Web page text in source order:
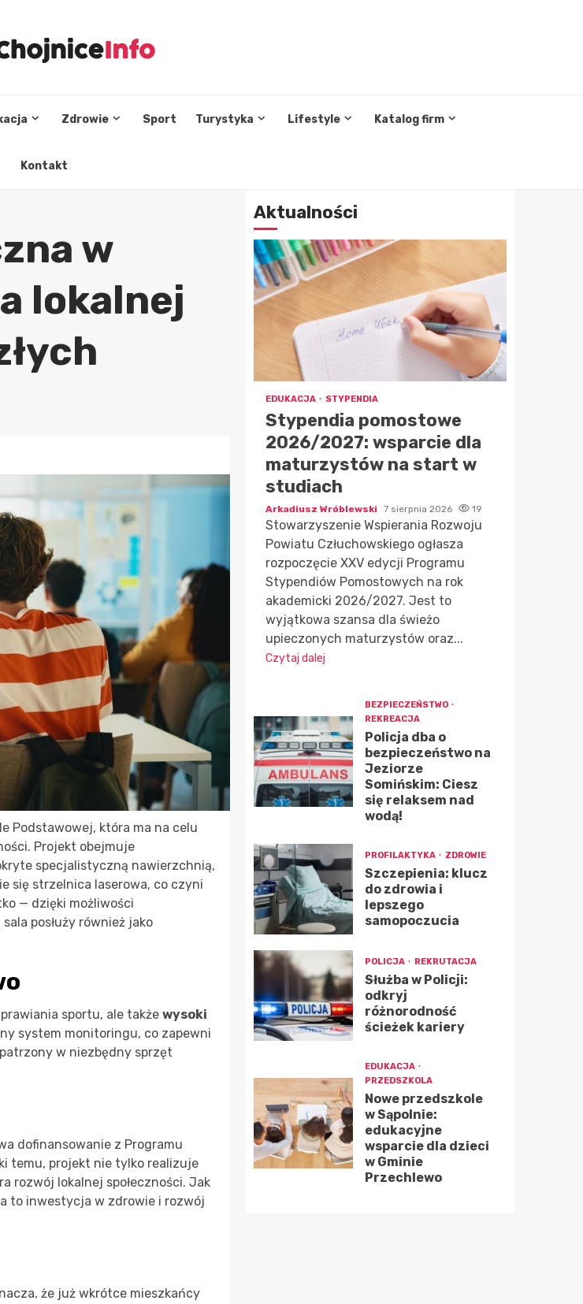
Zdrowie Sport Turystyka Lifestyle Katalog firm
Kontakt
w
lokalnej
Podstawowej, która ma na celu
Projekt obejmuje
specjalistyczną nawierzchnią,
się strzelnica laserowa, co czyni
— dzięki możliwości
posłuży również jako
sportu, ale także wysoki
system monitoringu, co zapewni
w niezbędny sprzęt
dofinansowanie z Programu
temu, projekt nie tylko realizuje
rozwój lokalnej społeczności. Jak
to inwestycja w zdrowie i rozwój
że już wkrótce mieszkańcy
Aktualności
EDUKACJA STYPENDIA
Stypendia pomostowe
2026/2027: wsparcie dla
maturzystów na start w
studiach
Arkadiusz Wróblewski 7 sierpnia 2026 19
Stowarzyszenie Wspierania Rozwoju
Powiatu Człuchowskiego ogłasza
rozpoczęcie XXV edycji Programu
Stypendiów Pomostowych na rok
akademicki 2026/2027. Jest to
wyjątkowa szansa dla świeżo
upieczonych maturzystów oraz...
Czytaj dalej
BEZPIECZEŃSTWO
REKREACJA
Policja dba o
bezpieczeństwo na
Jeziorze
Somińskim: Ciesz
się relaksem nad
wodą!
PROFILAKTYKA ZDROWIE
Szczepienia: klucz
do zdrowia i
lepszego
samopoczucia
POLICJA REKRUTACJA
Służba w Policji:
odkryj
różnorodność
ścieżek kariery
EDUKACJA
PRZEDSZKOLA
Nowe przedszkole
w Sąpolnie:
edukacyjne
wsparcie dla dzieci
w Gminie
Przechlewo